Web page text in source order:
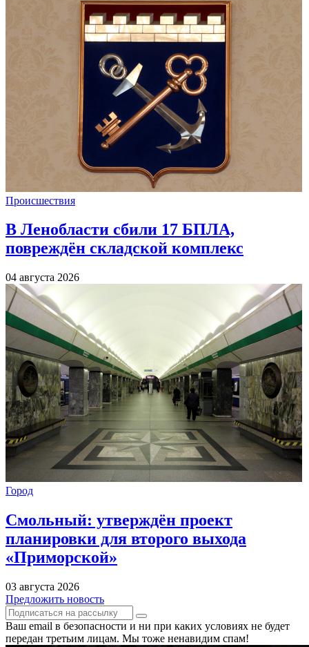
Происшествия
В Ленобласти сбили 17 БПЛА,
повреждён складской комплекс
04 августа 2026
Город
Смольный: утверждён проект
планировки для второго выхода
«Приморской»
03 августа 2026
Предложить новость
Ваш email в безопасности и ни при каких условиях не будет
передан третьим лицам. Мы тоже ненавидим спам!